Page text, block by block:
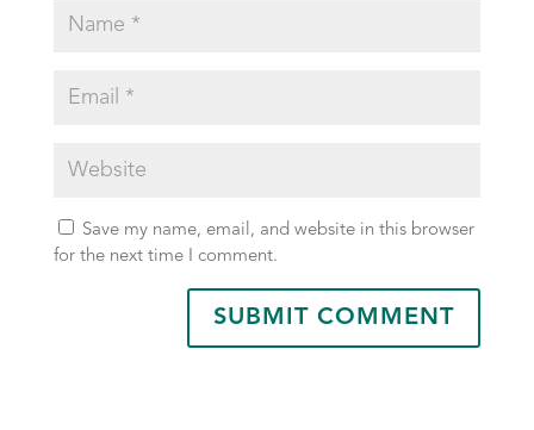
Save my name, email, and website in this browser
for the next time I comment.